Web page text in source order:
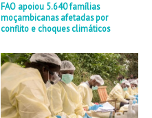
FAO apoiou 5.640 famílias
moçambicanas afetadas por
conflito e choques climáticos